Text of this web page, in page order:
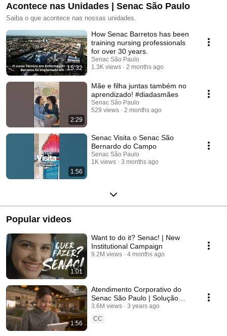
Acontece nas Unidades | Senac São Paulo
Saiba o que acontece nas nossas unidades.
15:32
How Senac Barretos has been
training nursing professionals
for over 30 years.
Senac São Paulo
1.3K views
2 months ago
2:29
Mãe e filha juntas também no
aprendizado! #diadasmães
Senac São Paulo
529 views
2 months ago
1:56
Senac Visita o Senac São
Bernardo do Campo
Senac São Paulo
1K views
3 months ago
Popular videos
1:01
Want to do it? Senac! | New
Institutional Campaign
9.2M views 4 months ago
1:56
Atendimento Corporativo do
Senac São Paulo | Solução
educacional e empresarial sob
medida.
3.6M views
3 years ago
CC